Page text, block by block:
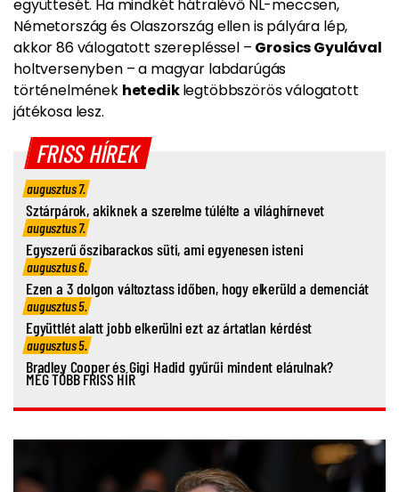
együttesét. Ha mindkét hátralévő NL-meccsen,
Németország és Olaszország ellen is pályára lép,
akkor 86 válogatott szerepléssel – Grosics Gyulával
holtversenyben – a magyar labdarúgás
történelmének hetediklegtöbbszörös válogatott
játékosa lesz.
FRISS HÍREK
augusztus 7.
Sztárpárok, akiknek a szerelme túlélte a világhírnevet
augusztus 7.
Egyszerű őszibarackos süti, ami egyenesen isteni
augusztus 6.
Ezen a 3 dolgon változtass időben, hogy elkerüld a demenciát
augusztus 5.
Együttlét alatt jobb elkerülni ezt az ártatlan kérdést
augusztus 5.
Bradley Cooper és Gigi Hadid gyűrűi mindent elárulnak?
MÉG TÖBB FRISS HÍR